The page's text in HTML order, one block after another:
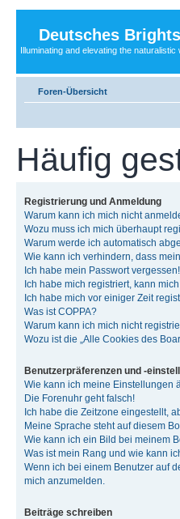
Deutsches
Illuminating and elevating the naturalistic
Foren-Übersicht
Häufig
Registrierung und Anmeldung
Warum kann ich mich nicht
Wozu muss ich mich überhaupt
Warum werde ich automatisch
Wie kann ich verhindern, dass
Ich habe mein Passwort vergessen!
Ich habe mich registriert, kann
Ich habe mich vor einiger Zeit
Was ist COPPA?
Warum kann ich mich nicht
Wozu ist die „Alle Cookies des
Benutzerpräferenzen und -
Wie kann ich meine Einstellungen
Die Forenuhr geht falsch!
Ich habe die Zeitzone eingestellt,
Meine Sprache steht auf diesem
Wie kann ich ein Bild bei meinem
Was ist mein Rang und wie kann
Wenn ich bei einem Benutzer auf
mich anzumelden.
Beiträge schreiben